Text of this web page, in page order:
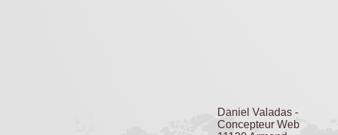
Daniel Valadas -
Concepteur Web